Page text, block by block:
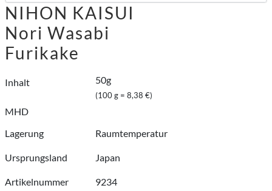
NIHON KAISUI
Nori Wasabi
Furikake
Inhalt 50g
(100 g = 8,38 €)
MHD
Lagerung
Raumtemperatur
Ursprungsland Japan
Artikelnummer 9234